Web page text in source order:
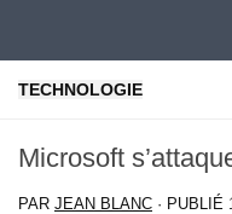
TECHNOLOGIE
Microsoft
PAR JEAN BLANC · PUBLIÉ